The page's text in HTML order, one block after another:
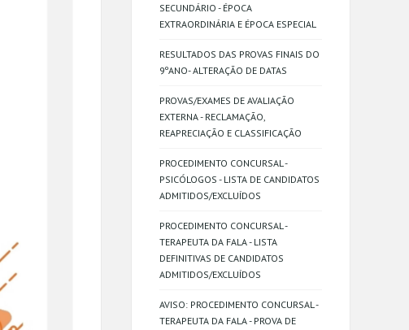
SECUNDÁRIO - ÉPOCA
EXTRAORDINÁRIA E ÉPOCA ESPECIAL
RESULTADOS DAS PROVAS FINAIS DO
9ºANO- ALTERAÇÃO DE DATAS
PROVAS/EXAMES DE AVALIAÇÃO
EXTERNA - RECLAMAÇÃO,
REAPRECIAÇÃO E CLASSIFICAÇÃO
PROCEDIMENTO CONCURSAL -
PSICÓLOGOS - LISTA DE CANDIDATOS
ADMITIDOS/EXCLUÍDOS
PROCEDIMENTO CONCURSAL -
TERAPEUTA DA FALA - LISTA
DEFINITIVAS DE CANDIDATOS
ADMITIDOS/EXCLUÍDOS
AVISO: PROCEDIMENTO CONCURSAL -
TERAPEUTA DA FALA - PROVA DE